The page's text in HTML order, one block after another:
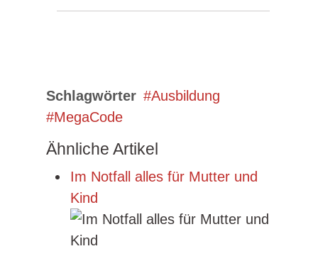
Schlagwörter
Ausbildung
MegaCode
Ähnliche Artikel
Im Notfall alles für Mutter und
Kind